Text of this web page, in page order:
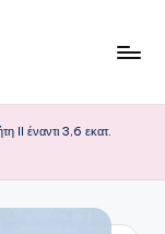
ΙΙ έναντι 3,6 εκατ.